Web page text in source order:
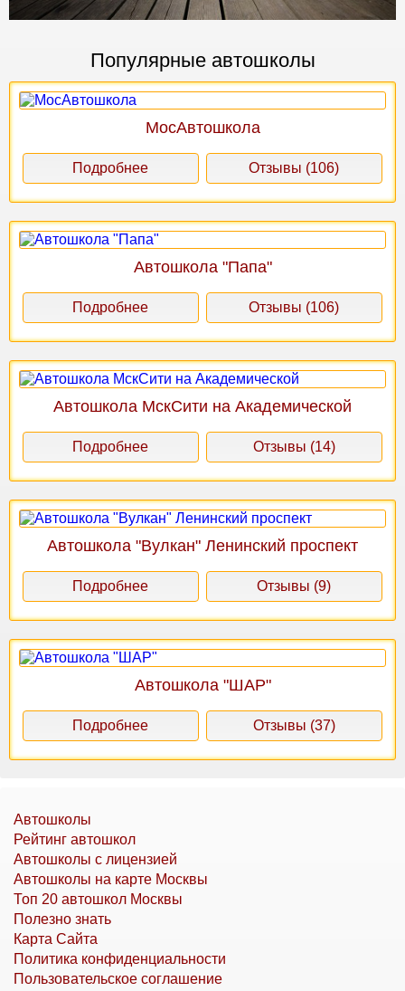
Популярные автошколы
МосАвтошкола
Подробнее Отзывы (106)
Автошкола "Папа"
Подробнее Отзывы (106)
Автошкола МскСити на Академической
Подробнее Отзывы (14)
Автошкола "Вулкан" Ленинский проспект
Подробнее Отзывы (9)
Автошкола "ШАР"
Подробнее Отзывы (37)
Автошколы
Рейтинг автошкол
Автошколы с лицензией
Автошколы на карте Москвы
Топ 20 автошкол Москвы
Полезно знать
Карта Сайта
Политика конфиденциальности
Пользовательское соглашение